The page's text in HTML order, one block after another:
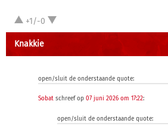
+1/-0
Knakkie
open/sluit de onderstaande quote:
Sobat schreef op 07 juni 2026 om 17:22:
open/sluit de onderstaande quote: